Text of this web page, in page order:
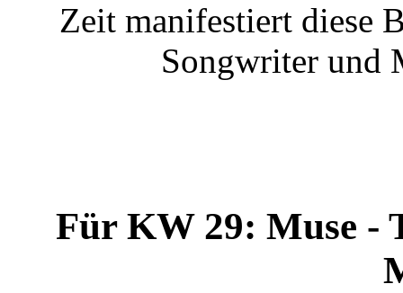
Zeit manifestiert diese
Songwriter und
Für KW 29: Muse -